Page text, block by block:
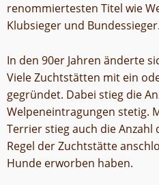
renommiertesten Titel wie
Klubsieger und Bundessieger.
In den 90er Jahren änderte
Viele Zuchtstätten mit ein
gegründet. Dabei stieg die
Welpeneintragungen stetig.
Terrier stieg auch die Anzahl
Regel der Zuchtstätte
Hunde erworben haben.